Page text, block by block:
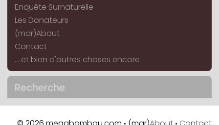
Enquête Surnaturelle
Les Donateurs
(mar)About
Contact
... et bien d'autres choses encore
Recherche